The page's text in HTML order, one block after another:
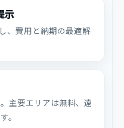
示
、費用と納期の最適解
主要エリアは無料、遠
。